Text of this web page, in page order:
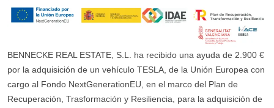
BENNECKE REAL ESTATE, S.L. ha recibido una ayuda de 2.900 €
por la adquisición de un vehículo TESLA, de la Unión Europea con
cargo al Fondo NextGenerationEU, en el marco del Plan de
Recuperación, Trasformación y Resiliencia, para la adquisición de